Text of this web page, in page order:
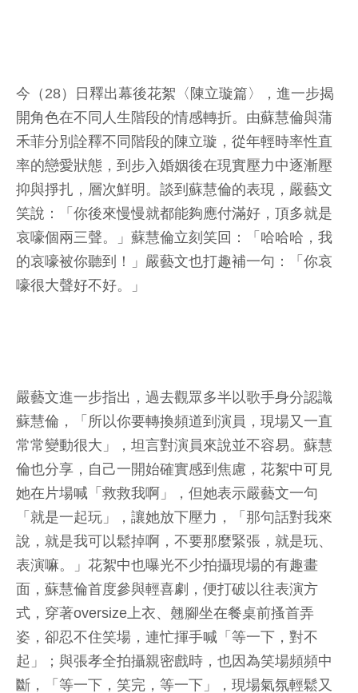
今（28）日釋出幕後花絮〈陳立璇篇〉，進一步揭
開角色在不同人生階段的情感轉折。由蘇慧倫與蒲
禾菲分別詮釋不同階段的陳立璇，從年輕時率性直
率的戀愛狀態，到步入婚姻後在現實壓力中逐漸壓
抑與掙扎，層次鮮明。談到蘇慧倫的表現，嚴藝文
笑說：「你後來慢慢就都能夠應付滿好，頂多就是
哀嚎個兩三聲。」蘇慧倫立刻笑回：「哈哈哈，我
的哀嚎被你聽到！」嚴藝文也打趣補一句：「你哀
嚎很大聲好不好。」
嚴藝文進一步指出，過去觀眾多半以歌手身分認識
蘇慧倫，「所以你要轉換頻道到演員，現場又一直
常常變動很大」，坦言對演員來說並不容易。蘇慧
倫也分享，自己一開始確實感到焦慮，花絮中可見
她在片場喊「救救我啊」，但她表示嚴藝文一句
「就是一起玩」，讓她放下壓力，「那句話對我來
說，就是我可以鬆掉啊，不要那麼緊張，就是玩、
表演嘛。」花絮中也曝光不少拍攝現場的有趣畫
面，蘇慧倫首度參與輕喜劇，便打破以往表演方
式，穿著oversize上衣、翹腳坐在餐桌前搔首弄
姿，卻忍不住笑場，連忙揮手喊「等一下，對不
起」；與張孝全拍攝親密戲時，也因為笑場頻頻中
斷，「等一下，笑完，等一下」，現場氣氛輕鬆又